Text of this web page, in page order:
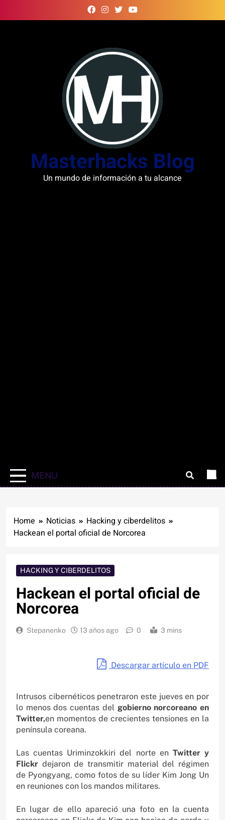
to
Masterhacks Blog
Un mundo de información a tu alcance
MENU
Home Noticias
Hacking y ciberdelitos
Hackean el portal oficial de Norcorea
HACKING Y CIBERDELITOS
Hackean el portal oficial de
Norcorea
Stepanenko 13 años ago 0 3 mins
Descargar artículo en PDF
Intrusos cibernéticos penetraron este jueves en por
lo menos dos cuentas del gobierno norcoreano en
Twitter,en momentos de crecientes tensiones en la
península coreana.
Las cuentas Uriminzokkiri del norte en Twitter y
Flickr dejaron de transmitir material del régimen
de Pyongyang, como fotos de su líder Kim Jong Un
en reuniones con los mandos militares.
En lugar de ello apareció una foto en la cuenta